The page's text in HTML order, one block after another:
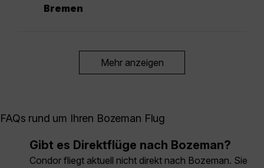
Bremen
Mehr anzeigen
FAQs rund um Ihren Bozeman Flug
Gibt es Direktflüge nach Bozeman?
Condor fliegt aktuell nicht direkt nach Bozeman. Sie